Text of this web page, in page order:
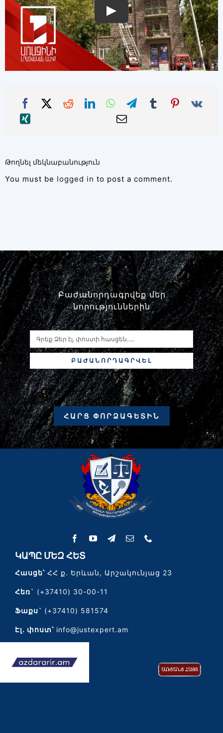
Թողնել մեկնաբանություն
You must be logged in to post a comment.
Բաժանորդագրվեք մեր
նորություններին
ԲԱԺԱՆՈՐԴԱԳՐՎԵԼ
ՀԱՐՑ ՓՈՐՁԱԳԵՏԻՆ
ԿԱՊԸ ՄԵԶ ՀԵՏ
Հասցե՝ՀՀ ք. Երևան, Արշակունյաց 23
Հեռ` (+37410) 30-00-11
Ֆաքս` (+37410) 581574
Էլ․ փոստ՝ info@justexpert.am